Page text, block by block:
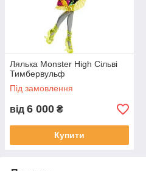
Лялька Monster High Сільві
Тимбервульф
Під замовлення
від 6 000 ₴
Купити